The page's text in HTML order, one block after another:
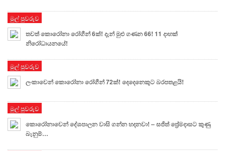
මුල් පුවරුව
තවත් කොරෝනා රෝගීන් 6ක්! දැන් මුළු ගණන 66! 11 දාහක්
නිරෝධායනයේ!
මුල් පුවරුව
ලංකාවෙන් කොරෝනා රෝගීන් 72ක්! දෙදෙනෙකුට බරපතළයි!
මුල් පුවරුව
කොරෝනාවෙන් දේශපාලන වාසි ගන්න හදනවා! – සජිත් ප්‍රේමදාසට කුණු
බැනුම්…